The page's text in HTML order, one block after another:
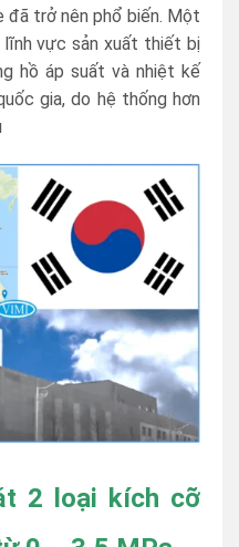
đã trở nên phổ biến. Một
lĩnh vực sản xuất thiết bị
hồ áp suất và nhiệt kế
gia, do hệ thống hơn
2 loại kích cỡ